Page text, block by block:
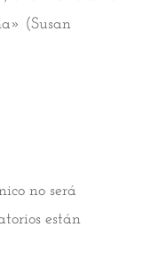
(Susan
no será
están